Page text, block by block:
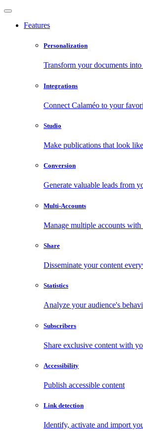
Features
Personalization
Transform your documents
Integrations
Connect Calaméo to your
Studio
Make publications that look
Conversion
Generate valuable leads from
Multi-Accounts
Manage multiple accounts
Share
Disseminate your content
Statistics
Analyze your audience's
Subscribers
Share exclusive content with
Accessibility
Publish accessible content
Link detection
Identify, activate and import